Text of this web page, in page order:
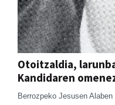
Otoitzaldia,
Kandidaren
Berrozpeko Jesusen